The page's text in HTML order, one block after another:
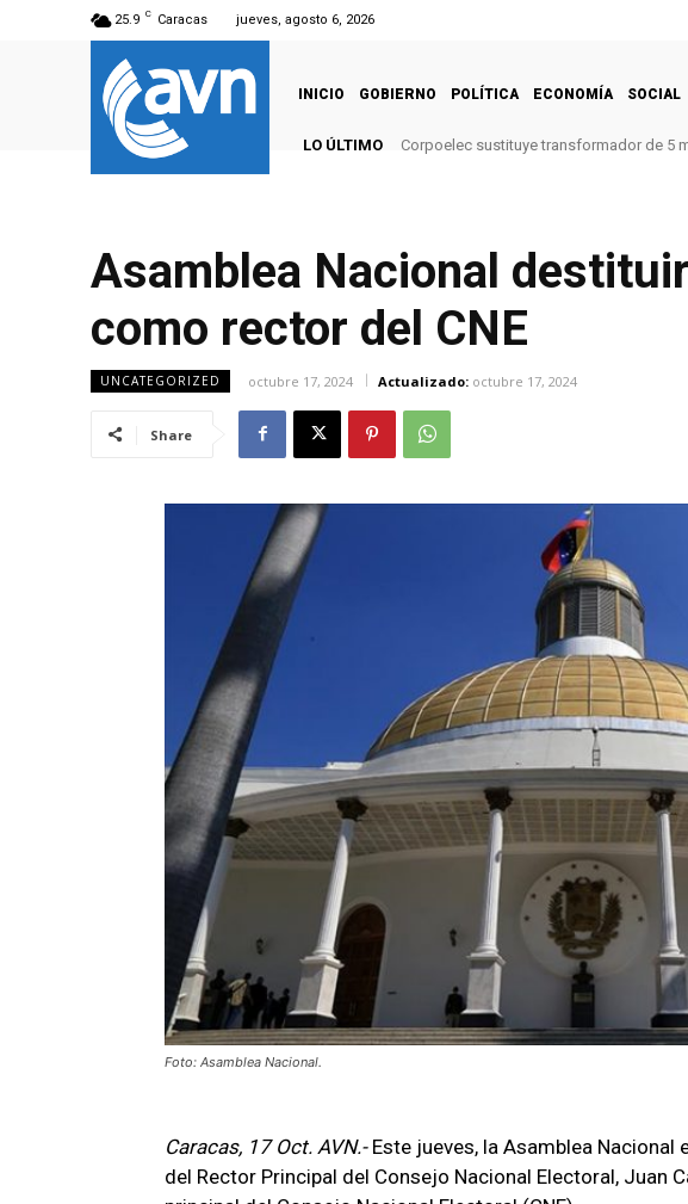
25.9 C Caracas jueves, agosto 6, 2026
INICIO GOBIERNO POLÍTICA ECONOMÍA SOCIAL
LO ÚLTIMO Corpoelec sustituye transformador de 5
Asamblea Nacional
como rector del CNE
UNCATEGORIZED octubre 17, 2024 Actualizado: octubre 17, 2024
Share
Foto: Asamblea Nacional.
Caracas, 17 Oct. AVN.- Este jueves, la Asamblea
del Rector Principal del Consejo Nacional Electoral, Juan